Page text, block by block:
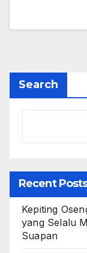
Search
Recent
Kepiting
yang Selalu
Suapan